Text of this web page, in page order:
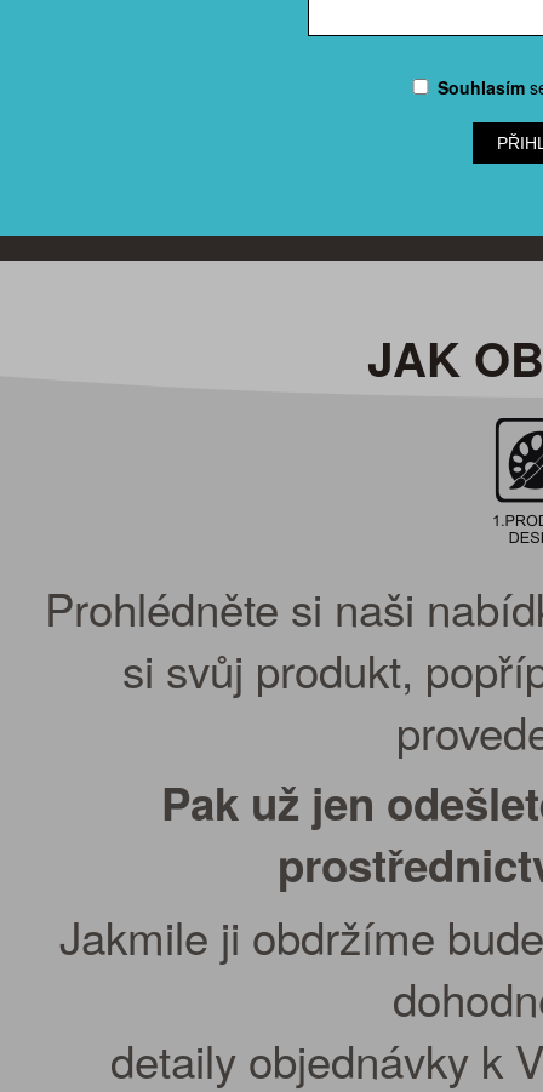
Souhlasím
JAK
Prohlédněte si naši
si svůj produkt,
Pak už jen
Jakmile ji obdržíme
detaily objednávky k